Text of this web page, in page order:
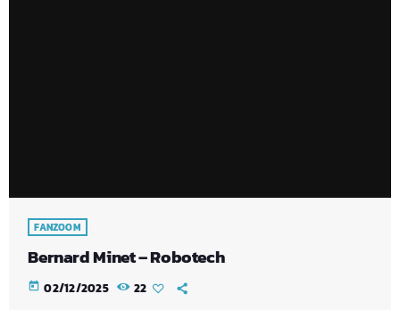
FANZOOM
Bernard Minet – Robotech
today 02/12/2025 22